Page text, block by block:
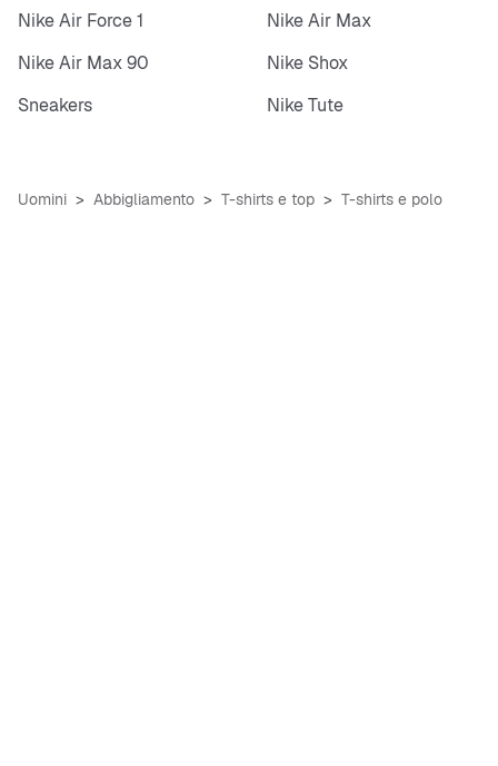
Nike Air Force 1
Nike Air Max
Nike Air Max 90
Nike Shox
Sneakers
Nike Tute
Uomini Abbigliamento T-shirts e top T-shirts e polo